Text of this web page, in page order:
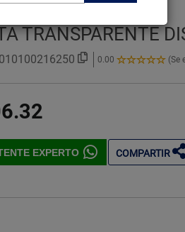
TRANSPARENTE
0.00
0.00
(Se
EXPERTO COMPARTIR